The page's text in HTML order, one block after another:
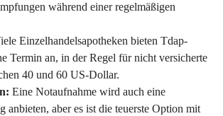
während einer regelmäßigen
Einzelhandelsapotheken bieten Tdap-
Termin an, in der Regel für nicht versicherte
40 und 60 US-Dollar.
Eine Notaufnahme wird auch eine
anbieten, aber es ist die teuerste Option mit